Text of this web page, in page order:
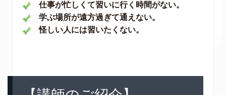
仕事が忙しくて習いに行く時間がない。
学ぶ場所が遠方過ぎて通えない。
怪しい人には習いたくない。